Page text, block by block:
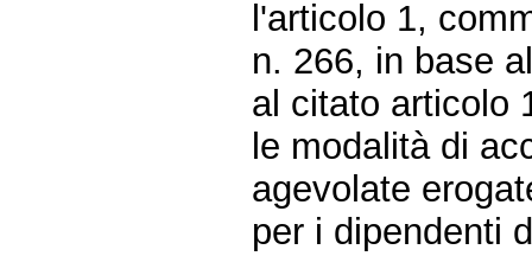
l'articolo 1,
n. 266, in base
al citato articolo
le modalità di
agevolate
per i dipendenti